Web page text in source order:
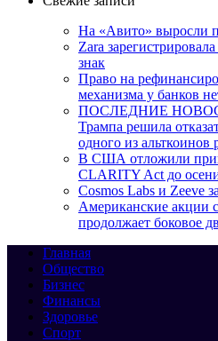
На «Авито» выросли
Zara
знак
Право на
механизма у банков
ПОСЛЕДНИЕ
Трампа решила
одного из альткоинов
В США отложили
CLARITY Act до
Cosmos Labs и Zeeve
Американские акции
продолжает боковое
Главная
Общество
Бизнес
Финансы
Здоровье
Спорт